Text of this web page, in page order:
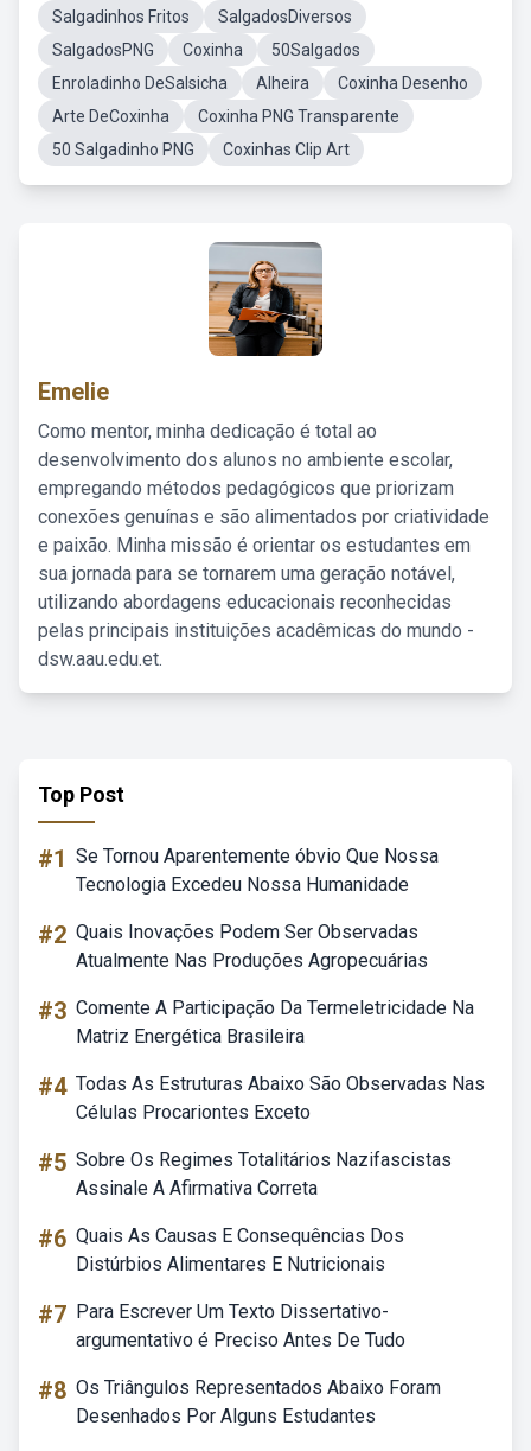
Salgadinhos Fritos
SalgadosDiversos
SalgadosPNG
Coxinha
50Salgados
Enroladinho DeSalsicha
Alheira
Coxinha Desenho
Arte DeCoxinha
Coxinha PNG Transparente
50 Salgadinho PNG
Coxinhas Clip Art
Emelie
Como mentor, minha dedicação é total ao
desenvolvimento dos alunos no ambiente escolar,
empregando métodos pedagógicos que priorizam
conexões genuínas e são alimentados por criatividade
e paixão. Minha missão é orientar os estudantes em
sua jornada para se tornarem uma geração notável,
utilizando abordagens educacionais reconhecidas
pelas principais instituições acadêmicas do mundo -
dsw.aau.edu.et.
Top Post
#1 Se Tornou Aparentemente óbvio Que Nossa
Tecnologia Excedeu Nossa Humanidade
#2 Quais Inovações Podem Ser Observadas
Atualmente Nas Produções Agropecuárias
#3 Comente A Participação Da Termeletricidade Na
Matriz Energética Brasileira
#4 Todas As Estruturas Abaixo São Observadas Nas
Células Procariontes Exceto
#5 Sobre Os Regimes Totalitários Nazifascistas
Assinale A Afirmativa Correta
#6 Quais As Causas E Consequências Dos
Distúrbios Alimentares E Nutricionais
#7 Para Escrever Um Texto Dissertativo-
argumentativo é Preciso Antes De Tudo
#8 Os Triângulos Representados Abaixo Foram
Desenhados Por Alguns Estudantes